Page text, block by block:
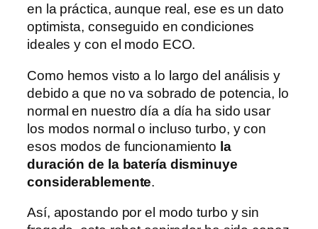
en la práctica, aunque real, ese es un dato
optimista, conseguido en condiciones
ideales y con el modo ECO.
Como hemos visto a lo largo del análisis y
debido a que no va sobrado de potencia, lo
normal en nuestro día a día ha sido usar
los modos normal o incluso turbo, y con
esos modos de funcionamiento la
duración de la batería disminuye
considerablemente.
Así, apostando por el modo turbo y sin